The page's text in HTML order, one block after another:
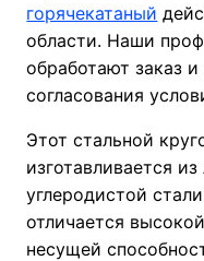
горячекатаный
области. Наши
обработают заказ
согласования
Этот стальной
изготавливается
углеродистой
отличается
несущей